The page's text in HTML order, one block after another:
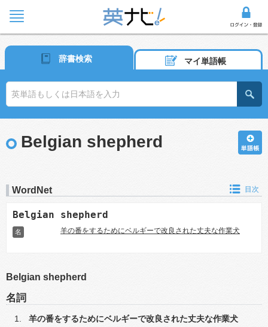
辞書検索 マイ単語帳
Belgian shepherd
WordNet 目次
Belgian shepherd
名 羊の番をするためにベルギーで改良された丈夫な作業犬
Belgian shepherd
名詞
羊の番をするためにベルギーで改良された丈夫な作業犬